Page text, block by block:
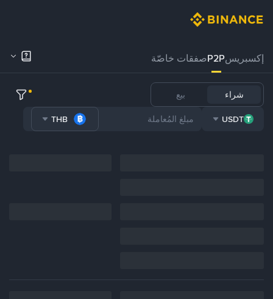
إكسبريسP2Pصفقات خاصّة
شراء بيع
USDT
THB